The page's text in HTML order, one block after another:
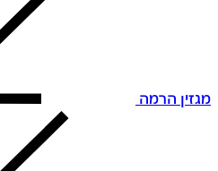
מגזין הרמה